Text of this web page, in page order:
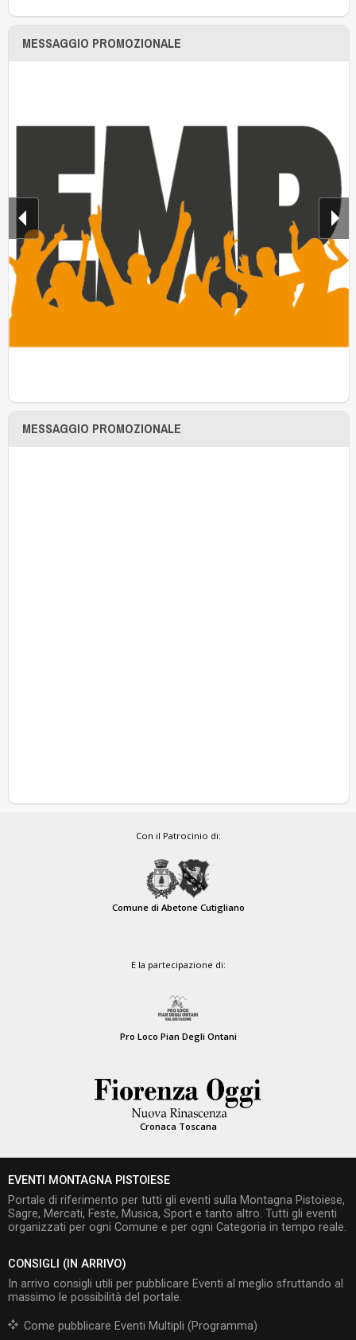
MESSAGGIO PROMOZIONALE
MESSAGGIO PROMOZIONALE
Con il Patrocinio di:
Comune di Abetone Cutigliano
E la partecipazione di:
Pro Loco Pian Degli Ontani
Cronaca Toscana
EVENTI MONTAGNA PISTOIESE
Portale di riferimento per tutti gli eventi sulla Montagna Pistoiese,
Sagre, Mercati, Feste, Musica, Sport e tanto altro. Tutti gli eventi
organizzati per ogni Comune e per ogni Categoria in tempo reale.
CONSIGLI (IN ARRIVO)
In arrivo consigli utili per pubblicare Eventi al meglio sfruttando al
massimo le possibilità del portale.
Come pubblicare Eventi Multipli (Programma)